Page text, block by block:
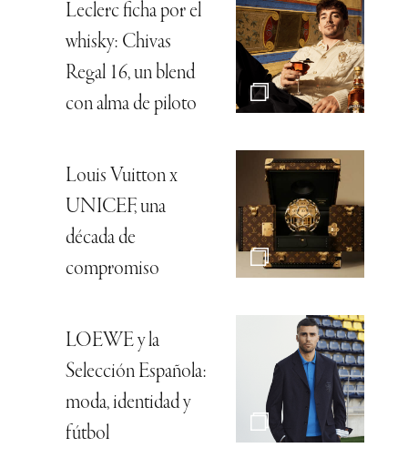
Leclerc ficha por el
whisky: Chivas
Regal 16, un blend
con alma de piloto
Louis Vuitton x
UNICEF, una
década de
compromiso
LOEWE y la
Selección Española:
moda, identidad y
fútbol